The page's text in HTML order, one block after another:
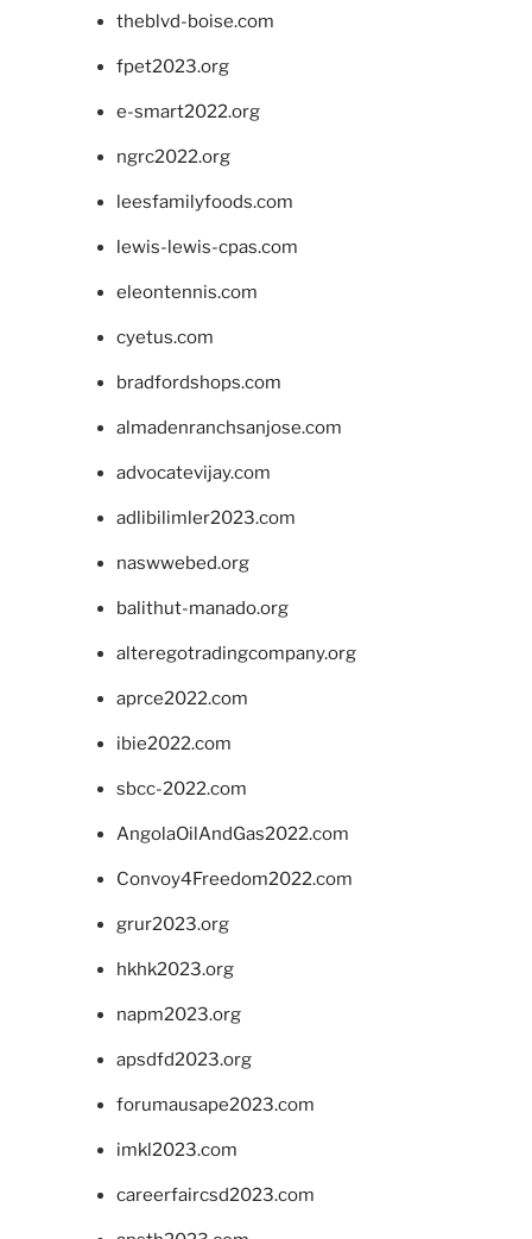
theblvd-boise.com
fpet2023.org
e-smart2022.org
ngrc2022.org
leesfamilyfoods.com
lewis-lewis-cpas.com
eleontennis.com
cyetus.com
bradfordshops.com
almadenranchsanjose.com
advocatevijay.com
adlibilimler2023.com
naswwebed.org
balithut-manado.org
alteregotradingcompany.org
aprce2022.com
ibie2022.com
sbcc-2022.com
AngolaOilAndGas2022.com
Convoy4Freedom2022.com
grur2023.org
hkhk2023.org
napm2023.org
apsdfd2023.org
forumausape2023.com
imkl2023.com
careerfaircsd2023.com